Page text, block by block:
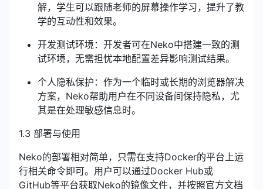
解，学生可以跟随老师的屏幕操作学习，提升了教
学的互动性和效果。
开发测试环境：开发者可在Neko中搭建一致的测
试环境，无需担忧本地配置差异影响测试结果。
个人隐私保护：作为一个临时或长期的浏览器解决
方案，Neko帮助用户在不同设备间保持隐私，尤
其是在处理敏感信息时。
1.3 部署与使用
Neko的部署相对简单，只需在支持Docker的平台上运
行相关命令即可。用户可以通过Docker Hub或
GitHub等平台获取Neko的镜像文件，并按照官方文档